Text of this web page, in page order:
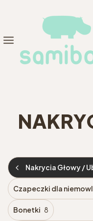
Menu
Nakrycia Głowy /
Czapeczki dla
Bonetki 8